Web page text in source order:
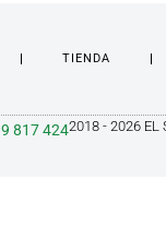
TIENDA
817 4242018 - 2026 EL